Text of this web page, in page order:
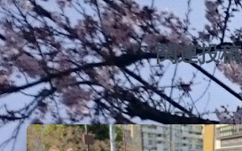
関連投稿